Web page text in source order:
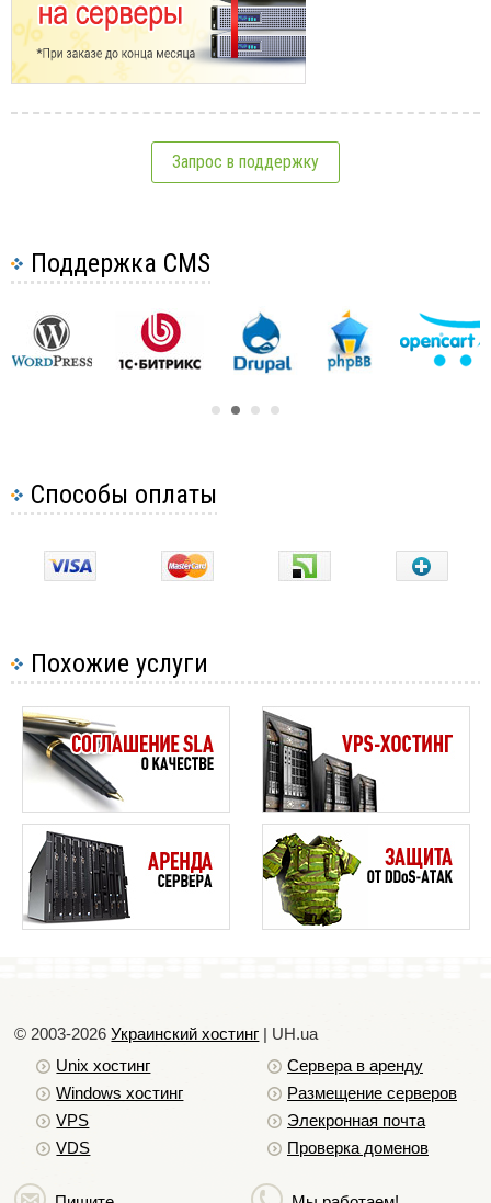
Запрос в поддержку
Поддержка CMS
Способы оплаты
Похожие услуги
© 2003-2026Украинский хостинг | UH.ua
Unix хостинг
Windows хостинг
VPS
VDS
Сервера в аренду
Размещение серверов
Элекронная почта
Проверка доменов